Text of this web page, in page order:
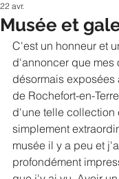
Musée et
22 avr.
C'est un honneur et
d'annoncer que
désormais exposées
de Rochefort-en-
d'une telle collection
simplement
musée il y a peu et
profondément